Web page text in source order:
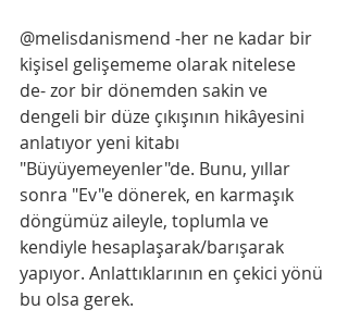
@melisdanismend -her ne kadar bir
kişisel gelişememe olarak nitelese
de- zor bir dönemden sakin ve
dengeli bir düze çıkışının hikâyesini
anlatıyor yeni kitabı
"Büyüyemeyenler"de. Bunu, yıllar
sonra "Ev"e dönerek, en karmaşık
döngümüz aileyle, toplumla ve
kendiyle hesaplaşarak/barışarak
yapıyor. Anlattıklarının en çekici yönü
bu olsa gerek.